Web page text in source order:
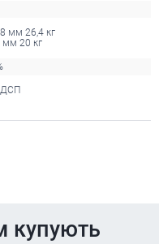
мм 26,4 кг
мм 20 кг
ДСП
купують